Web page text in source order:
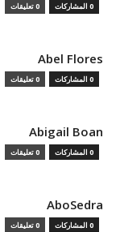
0 المشاركات 0 تعليقات
Abel Flores
0 المشاركات 0 تعليقات
Abigail Boan
0 المشاركات 0 تعليقات
AboSedra
0 المشاركات 0 تعليقات